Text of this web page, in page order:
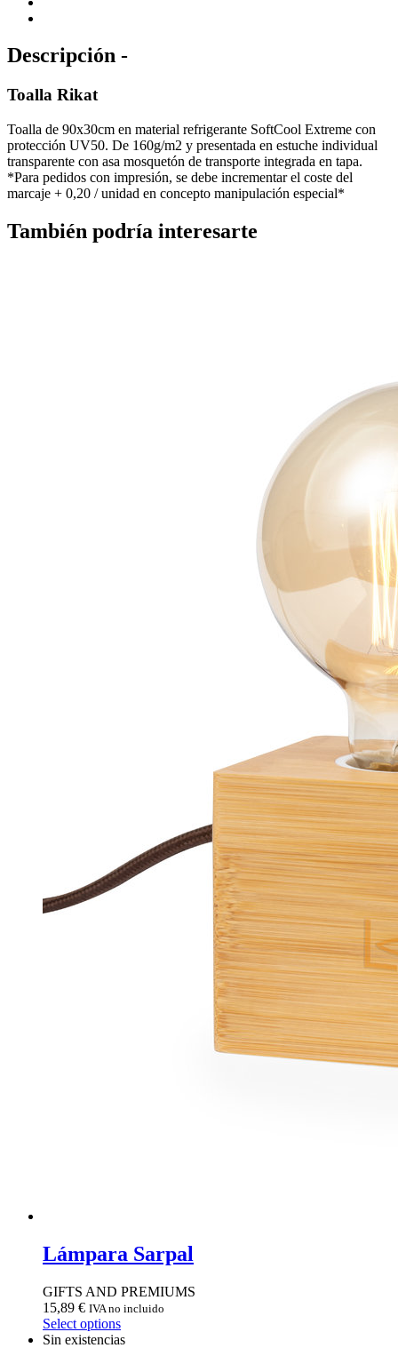
Descripción -
Toalla Rikat
Toalla de 90x30cm en material refrigerante SoftCool Extreme con
protección UV50. De 160g/m2 y presentada en estuche individual
transparente con asa mosquetón de transporte integrada en tapa.
*Para pedidos con impresión, se debe incrementar el coste del
marcaje + 0,20 / unidad en concepto manipulación especial*
También podría interesarte
Lámpara Sarpal
GIFTS AND PREMIUMS
15,89 € IVA no incluido
Select options
Sin existencias